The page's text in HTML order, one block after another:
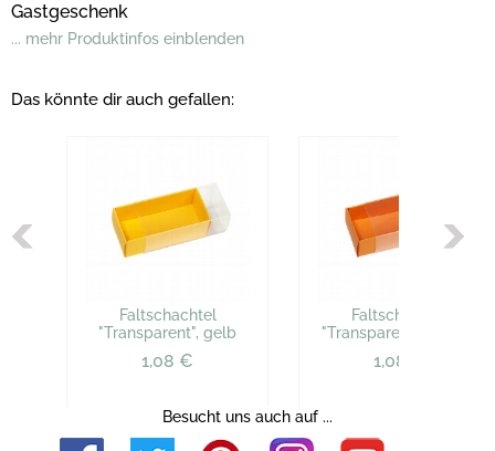
Gastgeschenk
... mehr Produktinfos einblenden
Das könnte dir auch gefallen:
Faltschachtel
"Transparent", gelb
1,08 €
Faltschachtel
"Transparent", orange
1,08 €
Besucht uns auch auf ...